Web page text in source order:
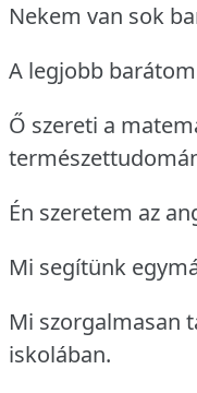
Nekem van sok
A legjobb barátom
Ő szereti a
Én szeretem az
Mi segítünk
Mi szorgalmasan
iskolában.